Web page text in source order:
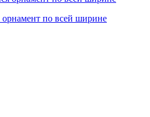
по всей ширине